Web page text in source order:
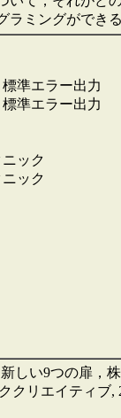
ミングができ
準エラー出力
準エラー出力
ック
ック
しい9つの扉，
クリエイティブ,